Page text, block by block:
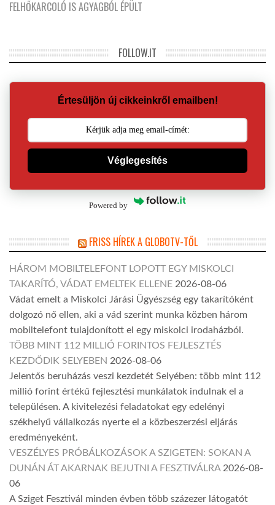
FELHŐKARCOLÓ IS AGYAGBÓL ÉPÜLT
FOLLOW.IT
Értesüljön új cikkeinkről emailben!
Véglegesítés
Powered by
FRISS HÍREK A GLOBOTV-TŐL
HÁROM MOBILTELEFONT LOPOTT EGY MISKOLCI
TAKARÍTÓ, VÁDAT EMELTEK ELLENE 2026-08-06
Vádat emelt a Miskolci Járási Ügyészség egy takarítóként
dolgozó nő ellen, aki a vád szerint munka közben három
mobiltelefont tulajdonított el egy miskolci irodaházból.
TÖBB MINT 112 MILLIÓ FORINTOS FEJLESZTÉS
KEZDŐDIK SELYEBEN 2026-08-06
Jelentős beruházás veszi kezdetét Selyében: több mint 112
millió forint értékű fejlesztési munkálatok indulnak el a
településen. A kivitelezési feladatokat egy edelényi
székhelyű vállalkozás nyerte el a közbeszerzési eljárás
eredményeként.
VESZÉLYES PRÓBÁLKOZÁSOK A SZIGETEN: SOKAN A
DUNÁN ÁT AKARNAK BEJUTNI A FESZTIVÁLRA 2026-08-
06
A Sziget Fesztivál minden évben több százezer látogatót